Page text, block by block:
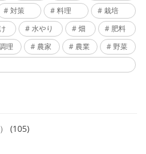
対策 料理
栽培
水やり 畑
肥料
理 農家 農業
野菜
(105)